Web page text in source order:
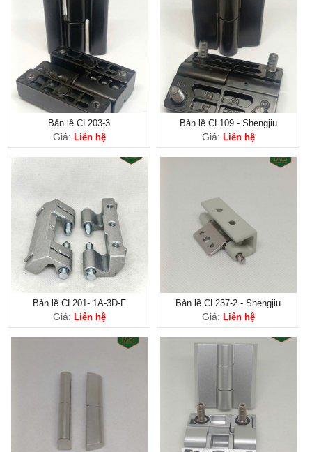
Bản lề CL203-3
Giá: Liên hệ
Bản lề CL109 - Shengjiu
Giá: Liên hệ
Bản lề CL201- 1A-3D-F
Giá: Liên hệ
Bản lề CL237-2 - Shengjiu
Giá: Liên hệ